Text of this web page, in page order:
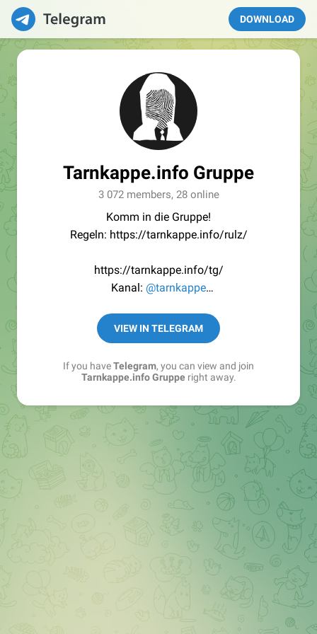
DOWNLOAD
Tarnkappe.info Gruppe
3 072 members, 28 online
Komm in die Gruppe!
Regeln: https://tarnkappe.info/rulz/
https://tarnkappe.info/tg/
Kanal: @tarnkappe
Best of:@bestoftarnkappe
Kochen: https://t.me/+WSW5F1VcmhliMjk6
VIEW IN TELEGRAM
If you haveTelegram, you can view and join
Tarnkappe.info Grupperight away.